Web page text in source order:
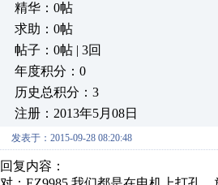
精华：0帖
求助：0帖
帖子：0帖 | 3回
年度积分：0
历史总积分：3
注册：2013年5月08日
发表于：2015-09-28 08:20:48
回复内容：